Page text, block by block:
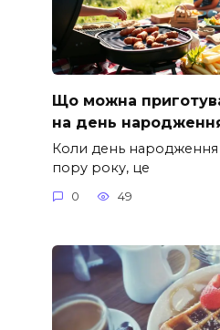
Що можна
на день
Коли день народження
пору року, це
0 49